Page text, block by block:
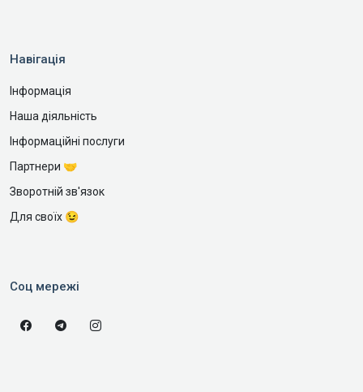
Навігація
Інформація
Наша діяльність
Інформаційні послуги
Партнери 🤝
Зворотній зв'язок
Для своїх 😉
Соц мережі